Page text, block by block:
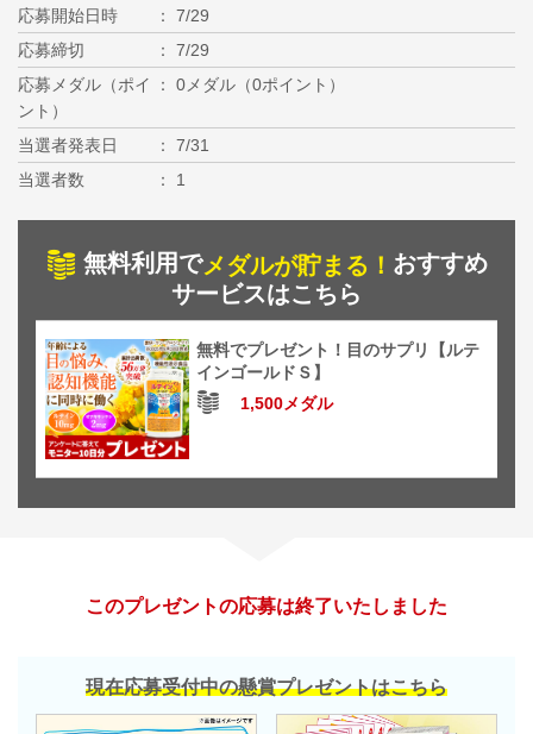
応募開始日時
7/29
応募締切
7/29
応募メダル（ポイ
ント）
0メダル（0ポイント）
当選者発表日
7/31
当選者数
1
無料利用でメダルが貯まる！ おすすめ
サービスはこちら
無料でプレゼント！目のサプリ【ルテ
インゴールドＳ】
1,500メダル
このプレゼントの応募は終了いたしました
現在応募受付中の懸賞プレゼントはこちら